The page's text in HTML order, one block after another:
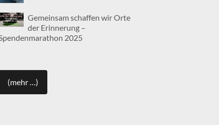
Gemeinsam schaffen wir Orte
der Erinnerung –
2025